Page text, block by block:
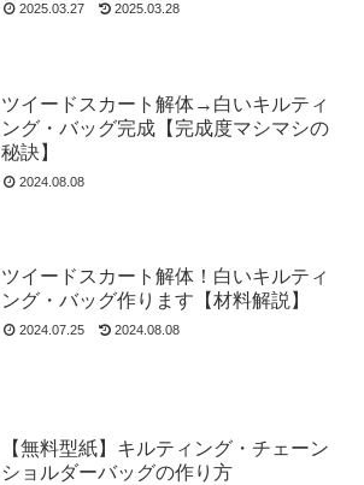
2025.03.27 2025.03.28
ツイードスカート解体→白いキルティ
ング・バッグ完成【完成度マシマシの
秘訣】
2024.08.08
ツイードスカート解体！白いキルティ
ング・バッグ作ります【材料解説】
2024.07.25 2024.08.08
【無料型紙】キルティング・チェーン
ショルダーバッグの作り方